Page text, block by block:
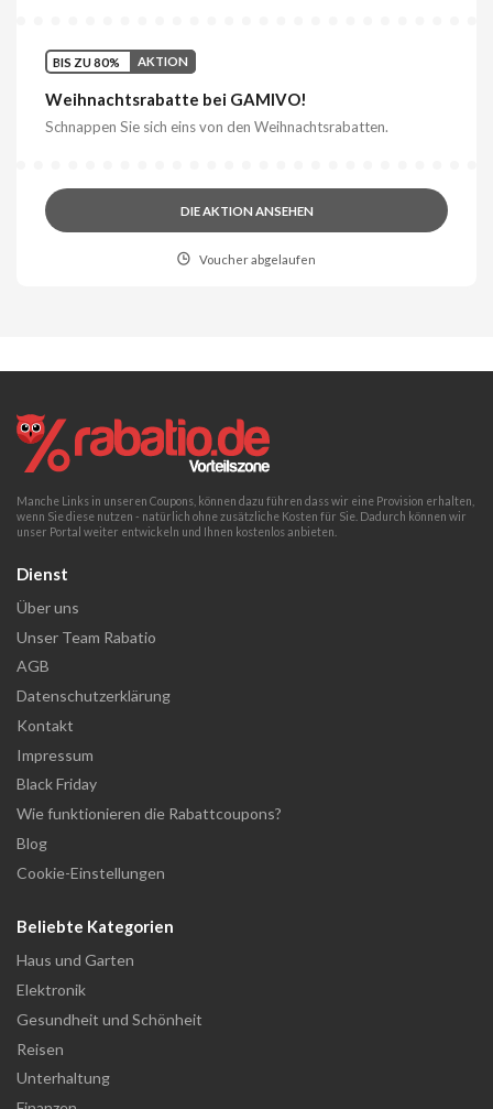
BIS ZU 80% AKTION
Weihnachtsrabatte bei GAMIVO!
Schnappen Sie sich eins von den Weihnachtsrabatten.
DIE AKTION ANSEHEN
Voucher abgelaufen
Manche Links in unseren Coupons, können dazu führen dass wir eine Provision erhalten,
wenn Sie diese nutzen - natürlich ohne zusätzliche Kosten für Sie. Dadurch können wir
unser Portal weiter entwickeln und Ihnen kostenlos anbieten.
Dienst
Über uns
Unser Team Rabatio
AGB
Datenschutzerklärung
Kontakt
Impressum
Black Friday
Wie funktionieren die Rabattcoupons?
Blog
Cookie-Einstellungen
Beliebte Kategorien
Haus und Garten
Elektronik
Gesundheit und Schönheit
Reisen
Unterhaltung